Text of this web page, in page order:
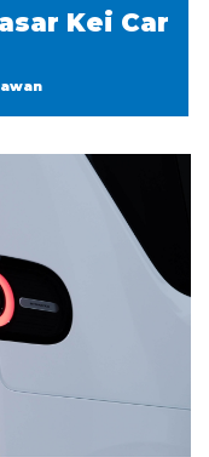
Kei Car